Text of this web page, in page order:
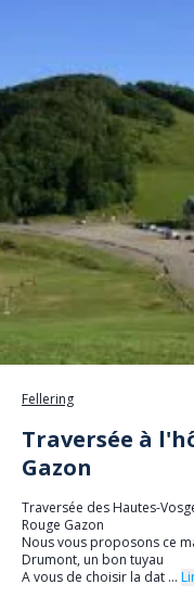
Fellering
Traversée à
Gazon
Traversée des Hautes-
Rouge Gazon
Nous vous proposons ce
Drumont, un bon tuyau
A vous de choisir la dat ...